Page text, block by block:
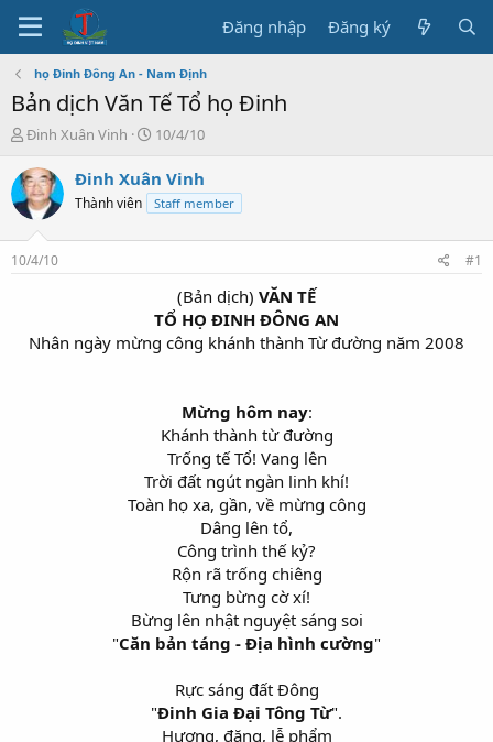
Đăng nhập Đăng ký
họ Đinh Đông An - Nam Định
Bản dịch Văn Tế Tổ họ Đinh
T
r
e
a
s
t
e
Đinh Xuân Vinh
N
à
y
b
u
10/4/10
Đinh Xuân Vinh
Thành viên Staff member
10/4/10 #1
(Bản dịch) VĂN TẾ
TỔ HỌ ĐINH ĐÔNG AN
Nhân ngày mừng công khánh thành Từ đường năm 2008
Mừng hôm nay:
Khánh thành từ đường
Trống tế Tổ! Vang lên
Trời đất ngút ngàn linh khí!
Toàn họ xa, gần, về mừng công
Dâng lên tổ,
Công trình thế kỷ?
Rộn rã trống chiêng
Tưng bừng cờ xí!
Bừng lên nhật nguyệt sáng soi
"Căn bản táng - Địa hình cường"
Rực sáng đất Đông
"Đinh Gia Đại Tông Từ".
Hương, đăng, lễ phẩm